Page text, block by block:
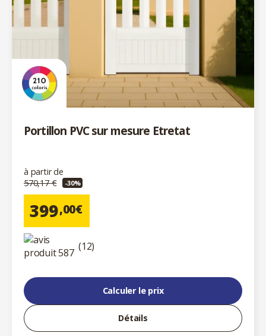
Portillon PVC sur mesure Etretat
à partir de
570,17 €
-30%
399,00€
(12)
Calculer le prix
Détails